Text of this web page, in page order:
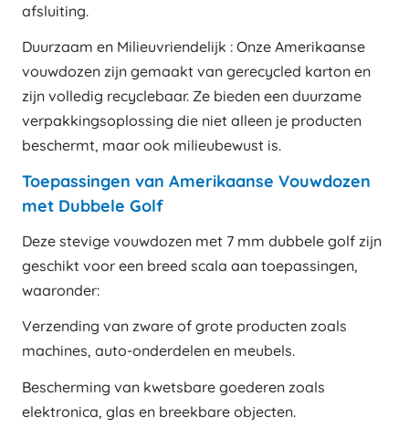
afsluiting.
Duurzaam en Milieuvriendelijk : Onze Amerikaanse
vouwdozen zijn gemaakt van gerecycled karton en
zijn volledig recyclebaar. Ze bieden een duurzame
verpakkingsoplossing die niet alleen je producten
beschermt, maar ook milieubewust is.
Toepassingen van Amerikaanse Vouwdozen
met Dubbele Golf
Deze stevige vouwdozen met 7 mm dubbele golf zijn
geschikt voor een breed scala aan toepassingen,
waaronder:
Verzending van zware of grote producten zoals
machines, auto-onderdelen en meubels.
Bescherming van kwetsbare goederen zoals
elektronica, glas en breekbare objecten.